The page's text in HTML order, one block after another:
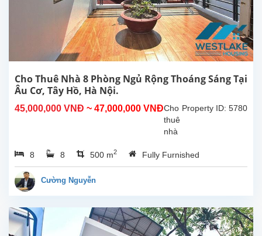
rộng
tại
Tây
Hồ,
Hà
Nội.
5
rộng
rãi4...
Cho Thuê Nhà 8 Phòng Ngủ Rộng Thoáng Sáng Tại
Âu Cơ, Tây Hồ, Hà Nội.
45,000,000 VNĐ ~ 47,000,000 VNĐ Property ID: 5780
Cho
thuê
nhà
phòng
ngủ
tại
Âu
8 8 500 m2 Fully Furnished
Cường Nguyễn